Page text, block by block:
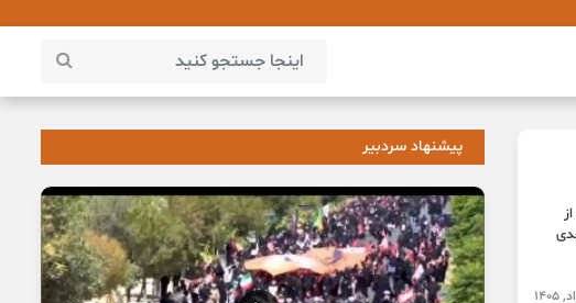
پیشنهاد سردبیر